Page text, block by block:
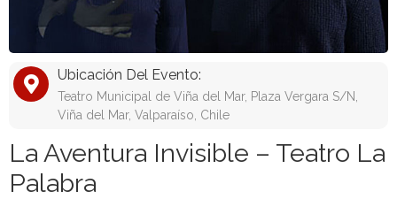
Ubicación Del Evento:
Teatro Municipal de Viña del Mar, Plaza Vergara S/N,
Viña del Mar, Valparaíso, Chile
La Aventura Invisible – Teatro La
Palabra